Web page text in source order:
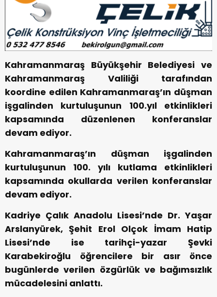
Kahramanmaraş Büyükşehir Belediyesi ve
Kahramanmaraş Valiliği tarafından
koordine edilen Kahramanmaraş’ın düşman
işgalinden kurtuluşunun 100.yıl etkinlikleri
kapsamında düzenlenen konferanslar
devam ediyor.
Kahramanmaraş’ın düşman işgalinden
kurtuluşunun 100. yılı kutlama etkinlikleri
kapsamında okullarda verilen konferanslar
devam ediyor.
Kadriye Çalık Anadolu Lisesi’nde Dr. Yaşar
Arslanyürek, Şehit Erol Olçok İmam Hatip
Lisesi’nde ise tarihçi-yazar Şevki
Karabekiroğlu öğrencilere bir asır önce
bugünlerde verilen özgürlük ve bağımsızlık
mücadelesini anlattı.